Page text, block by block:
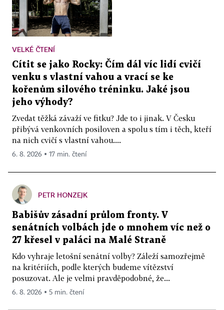
VELKÉ ČTENÍ
Cítit se jako Rocky: Čím dál víc lidí cvičí
venku s vlastní vahou a vrací se ke
kořenům silového tréninku. Jaké jsou
jeho výhody?
Zvedat těžká závaží ve fitku? Jde to i jinak. V Česku
přibývá venkovních posiloven a spolu s tím i těch, kteří
na nich cvičí s vlastní vahou....
6. 8. 2026 ▪ 17 min. čtení
PETR HONZEJK
Babišův zásadní průlom fronty. V
senátních volbách jde o mnohem víc než o
27 křesel v paláci na Malé Straně
Kdo vyhraje letošní senátní volby? Záleží samozřejmě
na kritériích, podle kterých budeme vítězství
posuzovat. Ale je velmi pravděpodobné, že...
6. 8. 2026 ▪ 5 min. čtení